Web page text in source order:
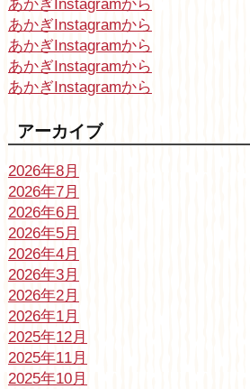
あかぎInstagramから
あかぎInstagramから
あかぎInstagramから
あかぎInstagramから
あかぎInstagramから
アーカイブ
2026年8月
2026年7月
2026年6月
2026年5月
2026年4月
2026年3月
2026年2月
2026年1月
2025年12月
2025年11月
2025年10月